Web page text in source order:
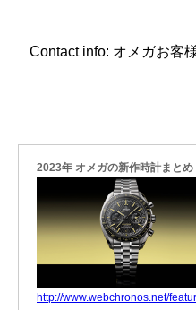
Contact info: オメガお客
2023年 オメガの新作時計まとめ
http://www.webchronos.net/